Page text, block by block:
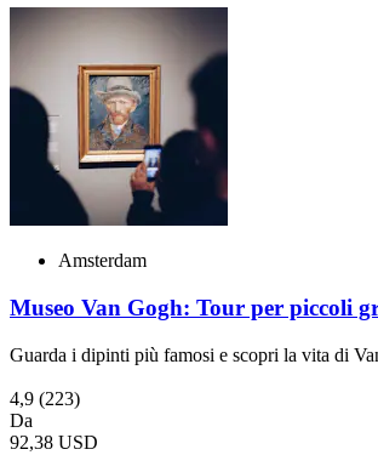
Amsterdam
Museo Van Gogh: Tour per piccoli
Guarda i dipinti più famosi e scopri la vita di
4,9 (223)
Da
92,38 USD